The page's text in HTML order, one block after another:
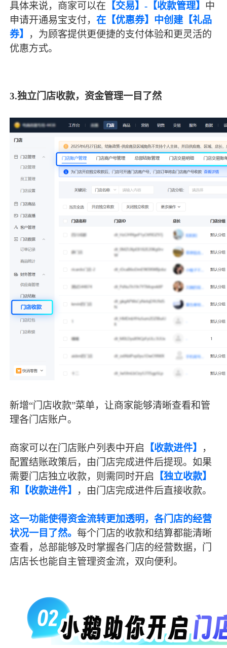
具体来说，商家可以在 【交易】-【收款管理】 中
申请开通易宝支付，在【优惠券】中创建【礼品
券】
，为顾客提供更便捷的支付体验和更灵活的
优惠方式。
3.独立门店收款，资金管理一目了然
新增“门店收款”菜单，让商家能够清晰查看和管
理各门店账户。
商家可以在门店账户列表中开启 【收款进件】
，
配置结账政策后，由门店完成进件后提现。如果
需要门店独立收款，则需同时开启
【独立收款】
和【收款进件】
，由门店完成进件后直接收款。
这一功能使得资金流转更加透明，各门店的经营
状况一目了然。每个门店的收款和结算都能清晰
查看，总部能够及时掌握各门店的经营数据，门
店店长也能自主管理资金流，双向便利。